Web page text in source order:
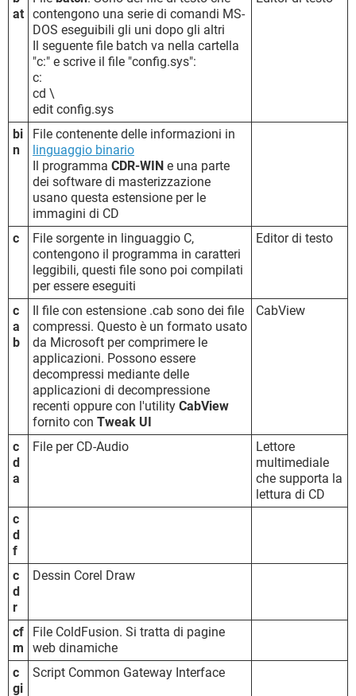
at contengono una serie di comandi MS-
DOS eseguibili gli uni dopo gli altri
Il seguente file batch va nella cartella
"c:" e scrive il file "config.sys":
c:
cd \
edit config.sys
bi
n
File contenente delle informazioni in
linguaggio binario
Il programma CDR-WIN e una parte
dei software di masterizzazione
usano questa estensione per le
immagini di CD
c
File sorgente in linguaggio C,
contengono il programma in caratteri
leggibili, questi file sono poi compilati
per essere eseguiti
Editor di testo
c
a
b
Il file con estensione .cab sono dei file
compressi. Questo è un formato usato
da Microsoft per comprimere le
applicazioni. Possono essere
decompressi mediante delle
applicazioni di decompressione
recenti oppure con l'utility CabView
fornito con Tweak UI
CabView
c
d
a
File per CD-Audio
Lettore
multimediale
che supporta la
lettura di CD
c
d
f
c
d
r
Dessin Corel Draw
cf
m
File ColdFusion. Si tratta di pagine
web dinamiche
c
gi
Script Common Gateway Interface